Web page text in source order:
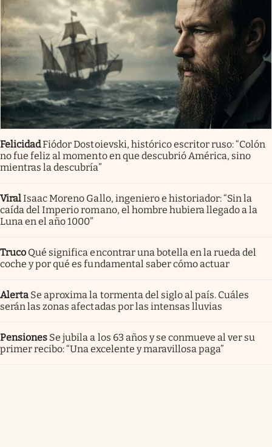
FelicidadFiódor Dostoievski, histórico escritor ruso: “Colón
no fue feliz al momento en que descubrió América, sino
mientras la descubría”
ViralIsaac Moreno Gallo, ingeniero e historiador: “Sin la
caída del Imperio romano, el hombre hubiera llegado a la
Luna en el año 1000”
Truco Qué significa encontrar una botella en la rueda del
coche y por qué es fundamental saber cómo actuar
Alerta Se aproxima la tormenta del siglo al país. Cuáles
serán las zonas afectadas por las intensas lluvias
Pensiones Se jubila a los 63 años y se conmueve al ver su
primer recibo: “Una excelente y maravillosa paga”